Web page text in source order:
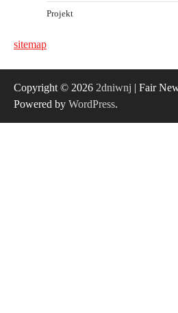
Projekt
sitemap
Copyright © 2026 2dniwnj | Fair
Powered by WordPress.